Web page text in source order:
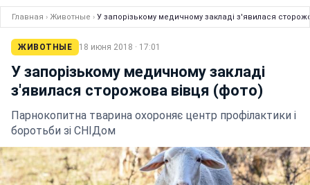
Главная › Животные › У запорізькому медичному закладі з'явилася
ЖИВОТНЫЕ 18 июня 2018 · 17:01
У запорізькому медичному закладі
з'явилася сторожова вівця (фото)
Парнокопитна тварина охороняє центр профілактики і
боротьби зі СНІДом